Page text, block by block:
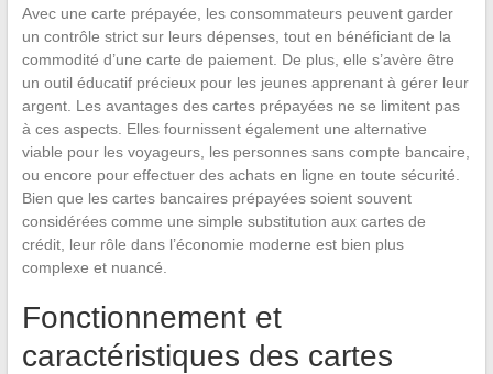
Avec une carte prépayée, les consommateurs peuvent garder
un contrôle strict sur leurs dépenses, tout en bénéficiant de la
commodité d’une carte de paiement. De plus, elle s’avère être
un outil éducatif précieux pour les jeunes apprenant à gérer leur
argent. Les avantages des cartes prépayées ne se limitent pas
à ces aspects. Elles fournissent également une alternative
viable pour les voyageurs, les personnes sans compte bancaire,
ou encore pour effectuer des achats en ligne en toute sécurité.
Bien que les cartes bancaires prépayées soient souvent
considérées comme une simple substitution aux cartes de
crédit, leur rôle dans l’économie moderne est bien plus
complexe et nuancé.
Fonctionnement et
caractéristiques des cartes